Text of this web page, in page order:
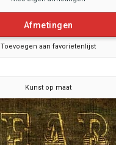
Afmetingen
Toevoegen aan favorietenlijst
Kunst op maat